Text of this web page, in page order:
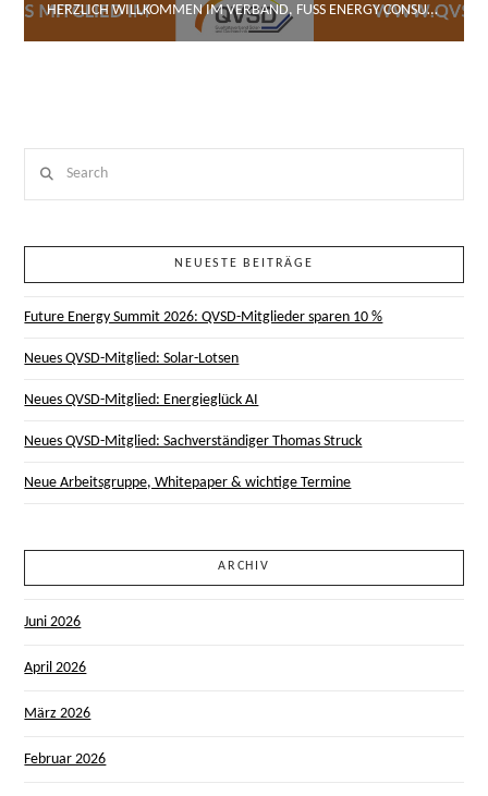
HERZLICH WILLKOMMEN IM VERBAND, FUSS ENERGY CONSULTING!
NEUESTE BEITRÄGE
Future Energy Summit 2026: QVSD-Mitglieder sparen 10 %
Neues QVSD-Mitglied: Solar-Lotsen
Neues QVSD-Mitglied: Energieglück AI
Neues QVSD-Mitglied: Sachverständiger Thomas Struck
Neue Arbeitsgruppe, Whitepaper & wichtige Termine
ARCHIV
Juni 2026
April 2026
März 2026
Februar 2026